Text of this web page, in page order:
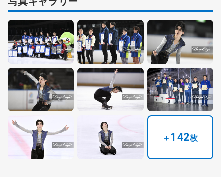
＋142枚